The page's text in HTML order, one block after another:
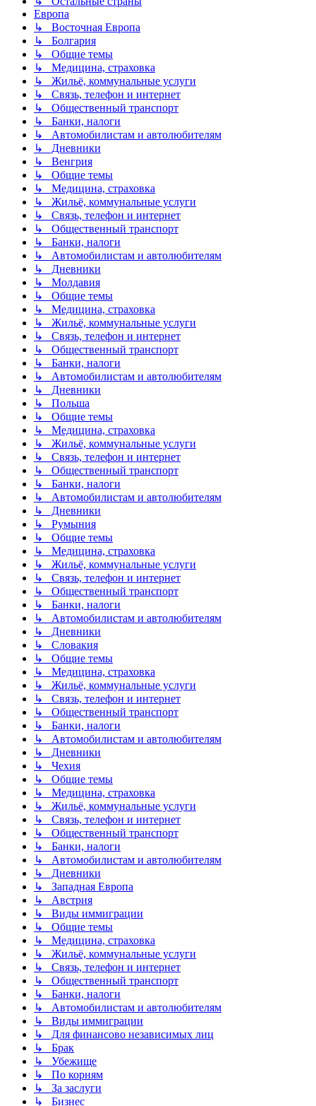
Европа
↳ Восточная Европа
↳ Болгария
↳ Общие темы
↳ Медицина, страховка
↳ Жильё, коммунальные услуги
↳ Связь, телефон и интернет
↳ Общественный транспорт
↳ Банки, налоги
↳ Автомобилистам и автолюбителям
↳ Дневники
↳ Венгрия
↳ Общие темы
↳ Медицина, страховка
↳ Жильё, коммунальные услуги
↳ Связь, телефон и интернет
↳ Общественный транспорт
↳ Банки, налоги
↳ Автомобилистам и автолюбителям
↳ Дневники
↳ Молдавия
↳ Общие темы
↳ Медицина, страховка
↳ Жильё, коммунальные услуги
↳ Связь, телефон и интернет
↳ Общественный транспорт
↳ Банки, налоги
↳ Автомобилистам и автолюбителям
↳ Дневники
↳ Польша
↳ Общие темы
↳ Медицина, страховка
↳ Жильё, коммунальные услуги
↳ Связь, телефон и интернет
↳ Общественный транспорт
↳ Банки, налоги
↳ Автомобилистам и автолюбителям
↳ Дневники
↳ Румыния
↳ Общие темы
↳ Медицина, страховка
↳ Жильё, коммунальные услуги
↳ Связь, телефон и интернет
↳ Общественный транспорт
↳ Банки, налоги
↳ Автомобилистам и автолюбителям
↳ Дневники
↳ Словакия
↳ Общие темы
↳ Медицина, страховка
↳ Жильё, коммунальные услуги
↳ Связь, телефон и интернет
↳ Общественный транспорт
↳ Банки, налоги
↳ Автомобилистам и автолюбителям
↳ Дневники
↳ Чехия
↳ Общие темы
↳ Медицина, страховка
↳ Жильё, коммунальные услуги
↳ Связь, телефон и интернет
↳ Общественный транспорт
↳ Банки, налоги
↳ Автомобилистам и автолюбителям
↳ Дневники
↳ Западная Европа
↳ Австрия
↳ Виды иммиграции
↳ Общие темы
↳ Медицина, страховка
↳ Жильё, коммунальные услуги
↳ Связь, телефон и интернет
↳ Общественный транспорт
↳ Банки, налоги
↳ Автомобилистам и автолюбителям
↳ Виды иммиграции
↳ Для финансово независимых лиц
↳ Брак
↳ Убежище
↳ По корням
↳ За заслуги
↳ Бизнес